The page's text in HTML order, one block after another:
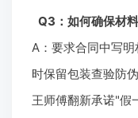
Q3：如何确保材
A：要求合同中写
时保留包装查验防
王师傅翻新承诺"假